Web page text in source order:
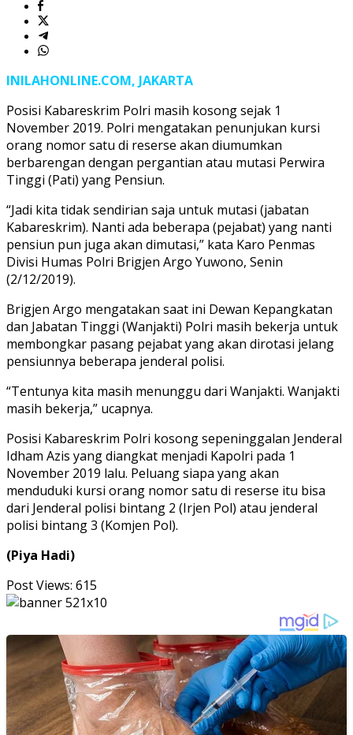
INILAHONLINE.COM, JAKARTA
Posisi Kabareskrim Polri masih kosong sejak 1
November 2019. Polri mengatakan penunjukan kursi
orang nomor satu di reserse akan diumumkan
berbarengan dengan pergantian atau mutasi Perwira
Tinggi (Pati) yang Pensiun.
“Jadi kita tidak sendirian saja untuk mutasi (jabatan
Kabareskrim). Nanti ada beberapa (pejabat) yang nanti
pensiun pun juga akan dimutasi,” kata Karo Penmas
Divisi Humas Polri Brigjen Argo Yuwono, Senin
(2/12/2019).
Brigjen Argo mengatakan saat ini Dewan Kepangkatan
dan Jabatan Tinggi (Wanjakti) Polri masih bekerja untuk
membongkar pasang pejabat yang akan dirotasi jelang
pensiunnya beberapa jenderal polisi.
“Tentunya kita masih menunggu dari Wanjakti. Wanjakti
masih bekerja,” ucapnya.
Posisi Kabareskrim Polri kosong sepeninggalan Jenderal
Idham Azis yang diangkat menjadi Kapolri pada 1
November 2019 lalu. Peluang siapa yang akan
menduduki kursi orang nomor satu di reserse itu bisa
dari Jenderal polisi bintang 2 (Irjen Pol) atau jenderal
polisi bintang 3 (Komjen Pol).
(Piya Hadi)
Post Views: 615